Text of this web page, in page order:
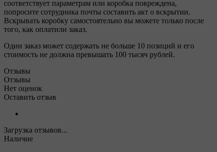
соответствует параметрам или коробка повреждена,
попросите сотрудника почты составить акт о вскрытии.
Вскрывать коробку самостоятельно вы можете только после
того, как оплатили заказ.
Один заказ может содержать не больше 10 позиций и его
стоимость не должна превышать 100 тысяч рублей.
Отзывы
Отзывы
Нет оценок
Оставить отзыв
Загрузка отзывов...
Наличие